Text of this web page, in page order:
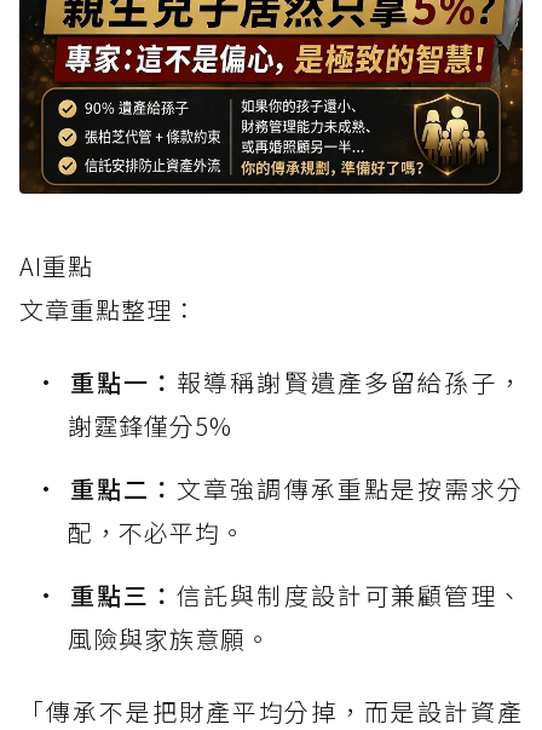
AI重點
文章重點整理：
重點一： 報導稱謝賢遺產多留給孫子，
謝霆鋒僅分5%
重點二： 文章強調傳承重點是按需求分
配，不必平均。
重點三：信託與制度設計可兼顧管理、
風險與家族意願。
「傳承不是把財產平均分掉，而是設計資產